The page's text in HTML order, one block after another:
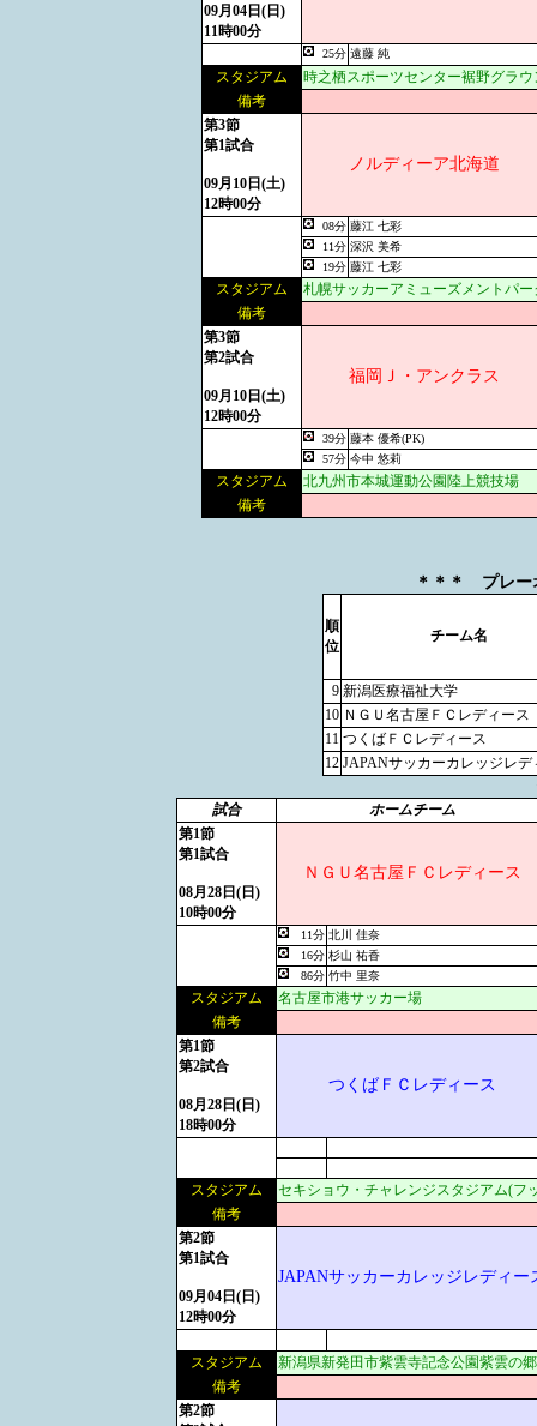
09月04日(日)
11時00分
25分 遠藤 純
スタジアム
時之栖スポーツセンター裾野グラウ
備考
第3節
第1試合
09月10日(土)
12時00分
ノルディーア北海道
08分 藤江 七彩
11分 深沢 美希
19分 藤江 七彩
スタジアム
札幌サッカーアミューズメントパー
備考
第3節
第2試合
09月10日(土)
12時00分
福岡Ｊ・アンクラス
39分 藤本 優希(PK)
57分 今中 悠莉
スタジアム
北九州市本城運動公園陸上競技場
備考
＊＊＊ プレー
順
位
チーム名
9 新潟医療福祉大学
10 ＮＧＵ名古屋ＦＣレディース
11 つくばＦＣレディース
12 JAPANサッカーカレッジレデ
試合
ホームチーム
第1節
第1試合
08月28日(日)
10時00分
ＮＧＵ名古屋ＦＣレディース
11分 北川 佳奈
16分 杉山 祐香
86分 竹中 里奈
スタジアム
名古屋市港サッカー場
備考
第1節
第2試合
08月28日(日)
18時00分
つくばＦＣレディース
スタジアム
セキショウ・チャレンジスタジアム(フ
備考
第2節
第1試合
09月04日(日)
12時00分
JAPANサッカーカレッジレディー
スタジアム
新潟県新発田市紫雲寺記念公園紫雲の
備考
第2節